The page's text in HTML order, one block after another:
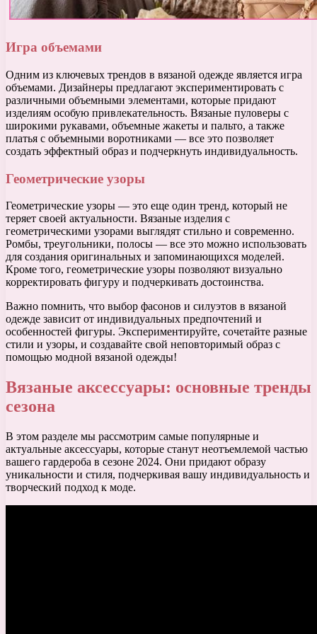
Игра объемами
Одним из ключевых трендов в вязаной одежде является игра
объемами. Дизайнеры предлагают экспериментировать с
различными объемными элементами, которые придают
изделиям особую привлекательность. Вязаные пуловеры с
широкими рукавами, объемные жакеты и пальто, а также
платья с объемными воротниками — все это позволяет
создать эффектный образ и подчеркнуть индивидуальность.
Геометрические узоры
Геометрические узоры — это еще один тренд, который не
теряет своей актуальности. Вязаные изделия с
геометрическими узорами выглядят стильно и современно.
Ромбы, треугольники, полосы — все это можно использовать
для создания оригинальных и запоминающихся моделей.
Кроме того, геометрические узоры позволяют визуально
корректировать фигуру и подчеркивать достоинства.
Важно помнить, что выбор фасонов и силуэтов в вязаной
одежде зависит от индивидуальных предпочтений и
особенностей фигуры. Экспериментируйте, сочетайте разные
стили и узоры, и создавайте свой неповторимый образ с
помощью модной вязаной одежды!
Вязаные аксессуары: основные тренды
сезона
В этом разделе мы рассмотрим самые популярные и
актуальные аксессуары, которые станут неотъемлемой частью
вашего гардероба в сезоне 2024. Они придают образу
уникальности и стиля, подчеркивая вашу индивидуальность и
творческий подход к моде.